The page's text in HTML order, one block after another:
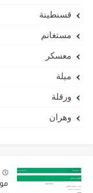
قسنطينة
مستغانم
معسكر
ميلة
ورقلة
وهران